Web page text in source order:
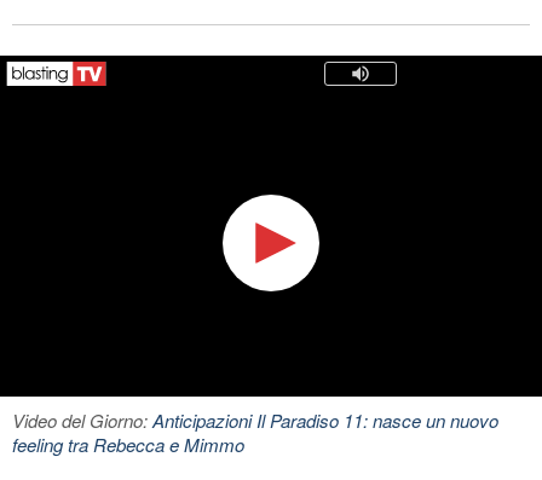
Video del Giorno:Anticipazioni Il Paradiso 11: nasce un nuovo
feeling tra Rebecca e Mimmo